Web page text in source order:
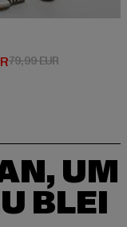
Preis: 32,00 EUR
79,99 EURAktionspreis:
UM
BLEI